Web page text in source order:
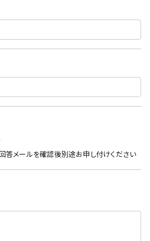
メールを確認後別途お申し付けください